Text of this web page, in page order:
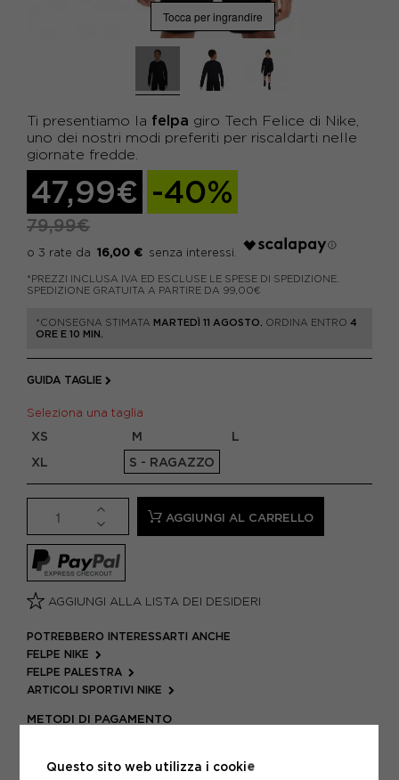
Tocca per ingrandire
Ti presentiamo la felpa giro Tech Felice di Nike,
uno dei nostri modi preferiti per riscaldarti nelle
giornate fredde.
47,99€ -40%
79,99€
16,00 €
*PREZZI INCLUSA IVA ED ESCLUSE LE SPESE DI SPEDIZIONE.
SPEDIZIONE GRATUITA A PARTIRE DA 99,00€
*CONSEGNA STIMATA MARTEDÌ 11 AGOSTO. ORDINA ENTRO 4
ORE E 10 MIN.
GUIDA TAGLIE
Seleziona una taglia
XS M
L
XL
S - RAGAZZO
AGGIUNGI AL CARRELLO
AGGIUNGI ALLA LISTA DEI DESIDERI
POTREBBERO INTERESSARTI ANCHE
FELPE NIKE
FELPE PALESTRA
ARTICOLI SPORTIVI NIKE
METODI DI PAGAMENTO
Questo sito web utilizza i cookie